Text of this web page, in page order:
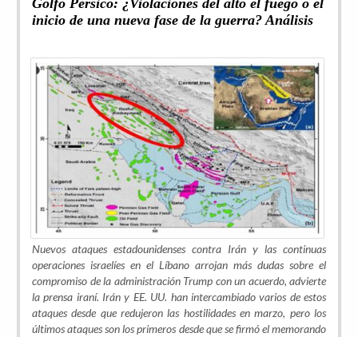
inicio de una nueva fase de la guerra? Análisis
Nuevos ataques estadounidenses contra Irán y las continuas
operaciones israelíes en el Líbano arrojan más dudas sobre el
compromiso de la administración Trump con un acuerdo, advierte
la prensa iraní. Irán y EE. UU. han intercambiado varios de estos
ataques desde que redujeron las hostilidades en marzo, pero los
últimos ataques son los primeros desde que se firmó el memorando